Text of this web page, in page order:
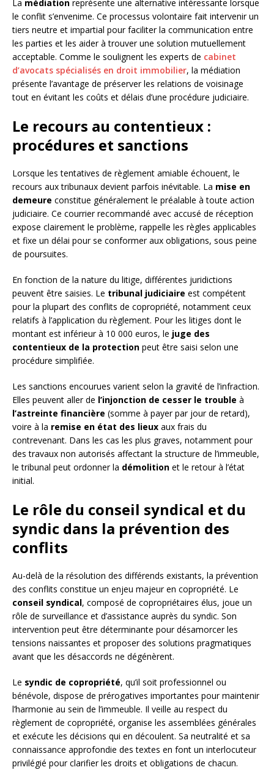
La médiation représente une alternative intéressante lorsque
le conflit s’envenime. Ce processus volontaire fait intervenir un
tiers neutre et impartial pour faciliter la communication entre
les parties et les aider à trouver une solution mutuellement
acceptable. Comme le soulignent les experts de cabinet
d’avocats spécialisés en droit immobilier, la médiation
présente l’avantage de préserver les relations de voisinage
tout en évitant les coûts et délais d’une procédure judiciaire.
Le recours au contentieux :
procédures et sanctions
Lorsque les tentatives de règlement amiable échouent, le
recours aux tribunaux devient parfois inévitable. La mise en
demeure constitue généralement le préalable à toute action
judiciaire. Ce courrier recommandé avec accusé de réception
expose clairement le problème, rappelle les règles applicables
et fixe un délai pour se conformer aux obligations, sous peine
de poursuites.
En fonction de la nature du litige, différentes juridictions
peuvent être saisies. Le tribunal judiciaire est compétent
pour la plupart des conflits de copropriété, notamment ceux
relatifs à l’application du règlement. Pour les litiges dont le
montant est inférieur à 10 000 euros, le juge des
contentieux de la protection peut être saisi selon une
procédure simplifiée.
Les sanctions encourues varient selon la gravité de l’infraction.
Elles peuvent aller de l’injonction de cesser le trouble à
l’astreinte financière (somme à payer par jour de retard),
voire à la remise en état des lieux aux frais du
contrevenant. Dans les cas les plus graves, notamment pour
des travaux non autorisés affectant la structure de l’immeuble,
le tribunal peut ordonner la démolition et le retour à l’état
initial.
Le rôle du conseil syndical et du
syndic dans la prévention des
conflits
Au-delà de la résolution des différends existants, la prévention
des conflits constitue un enjeu majeur en copropriété. Le
conseil syndical, composé de copropriétaires élus, joue un
rôle de surveillance et d’assistance auprès du syndic. Son
intervention peut être déterminante pour désamorcer les
tensions naissantes et proposer des solutions pragmatiques
avant que les désaccords ne dégénèrent.
Le syndic de copropriété, qu’il soit professionnel ou
bénévole, dispose de prérogatives importantes pour maintenir
l’harmonie au sein de l’immeuble. Il veille au respect du
règlement de copropriété, organise les assemblées générales
et exécute les décisions qui en découlent. Sa neutralité et sa
connaissance approfondie des textes en font un interlocuteur
privilégié pour clarifier les droits et obligations de chacun.